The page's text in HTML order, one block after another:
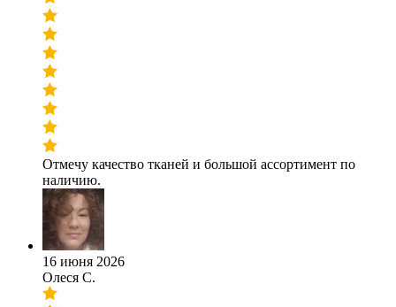
Отмечу качество тканей и большой ассортимент по
наличию.
16 июня 2026
Олеся С.